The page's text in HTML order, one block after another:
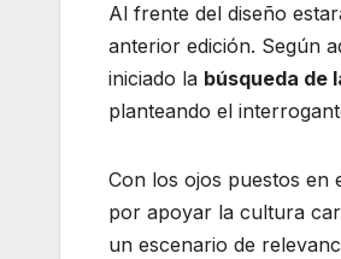
Al frente del diseño
anterior edición. Según
iniciado la búsqueda de
planteando el
Con los ojos puestos en
por apoyar la cultura
un escenario de